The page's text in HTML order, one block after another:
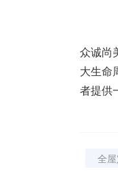
众诚尚
大生命
者提供
全